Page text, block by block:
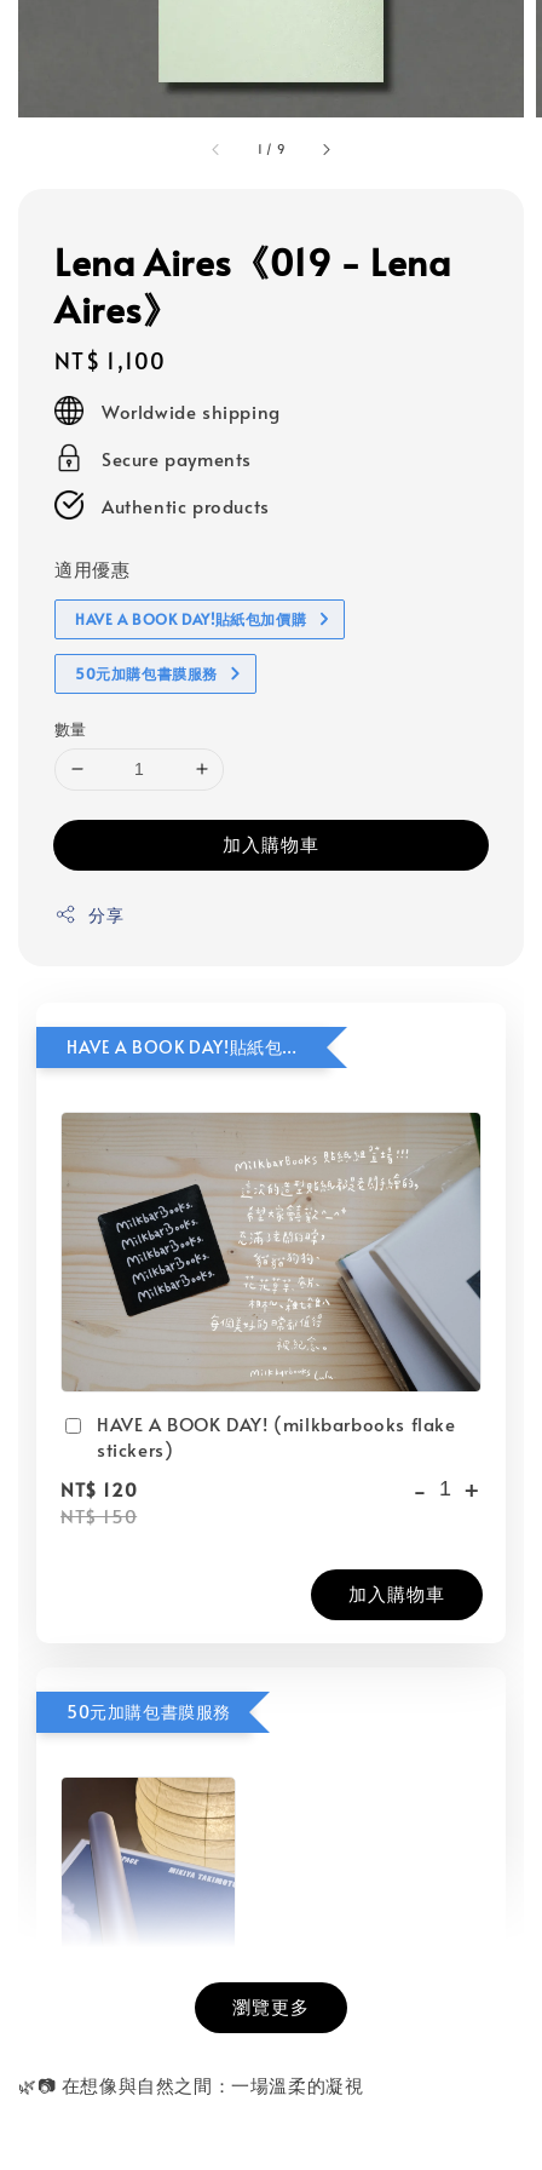
1 / 9
Lena Aires《019 - Lena
Aires》
Regular
price
NT$ 1,100
Worldwide shipping
Secure payments
Authentic products
適用優惠
HAVE A BOOK DAY!貼紙包加價購
50元加購包書膜服務
數量
加入購物車
分享
HAVE A BOOK DAY!貼紙包加價購
HAVE A BOOK DAY! (milkbarbooks flake
stickers)
NT$ 120
NT$ 150
- +
加入購物車
50元加購包書膜服務
書本包膜服務
NT$ 50
- +
瀏覽更多
🌿📷 在想像與自然之間：一場溫柔的凝視